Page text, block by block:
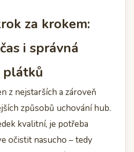
za krokem:
i správná
z nejstarších a zároveň
způsobů uchování hub.
kvalitní, je potřeba
očistit nasucho – tedy